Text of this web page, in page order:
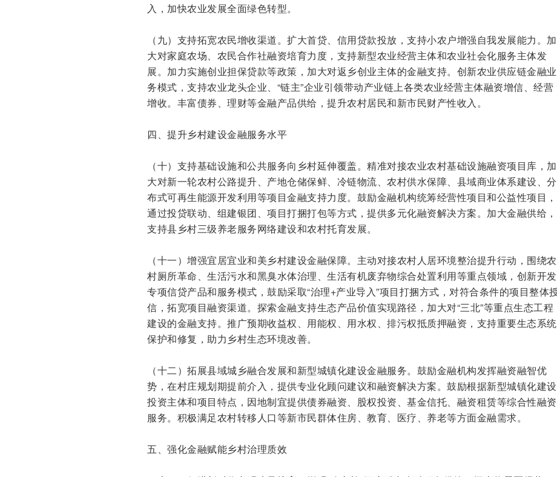
入，加快农业发展全面绿色转型。
（九）支持拓宽农民增收渠道。扩大首贷、信用贷款投放，支持小农户增强自我发展能力。加
大对家庭农场、农民合作社融资培育力度，支持新型农业经营主体和农业社会化服务主体发
展。加力实施创业担保贷款等政策，加大对返乡创业主体的金融支持。创新农业供应链金融业
务模式，支持农业龙头企业、“链主”企业引领带动产业链上各类农业经营主体融资增信、经营
增收。丰富债券、理财等金融产品供给，提升农村居民和新市民财产性收入。
四、提升乡村建设金融服务水平
（十）支持基础设施和公共服务向乡村延伸覆盖。精准对接农业农村基础设施融资项目库，加
大对新一轮农村公路提升、产地仓储保鲜、冷链物流、农村供水保障、县域商业体系建设、分
布式可再生能源开发利用等项目金融支持力度。鼓励金融机构统筹经营性项目和公益性项目，
通过投贷联动、组建银团、项目打捆打包等方式，提供多元化融资解决方案。加大金融供给，
支持县乡村三级养老服务网络建设和农村托育发展。
（十一）增强宜居宜业和美乡村建设金融保障。主动对接农村人居环境整治提升行动，围绕农
村厕所革命、生活污水和黑臭水体治理、生活有机废弃物综合处置利用等重点领域，创新开发
专项信贷产品和服务模式，鼓励采取“治理+产业导入”项目打捆方式，对符合条件的项目整体
信，拓宽项目融资渠道。探索金融支持生态产品价值实现路径，加大对“三北”等重点生态工程
建设的金融支持。推广预期收益权、用能权、用水权、排污权抵质押融资，支持重要生态系统
保护和修复，助力乡村生态环境改善。
（十二）拓展县域城乡融合发展和新型城镇化建设金融服务。鼓励金融机构发挥融资融智优
势，在村庄规划期提前介入，提供专业化顾问建议和融资解决方案。鼓励根据新型城镇化建设
投资主体和项目特点，因地制宜提供债券融资、股权投资、基金信托、融资租赁等综合性融资
服务。积极满足农村转移人口等新市民群体住房、教育、医疗、养老等方面金融需求。
五、强化金融赋能乡村治理质效